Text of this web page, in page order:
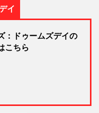
イ
：ドゥームズデイの
こちら